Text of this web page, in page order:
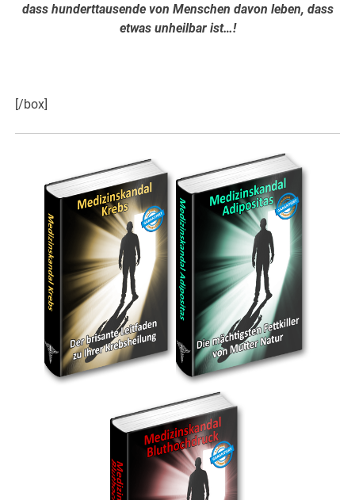
dass hunderttausende von Menschen davon leben, dass
etwas unheilbar ist…!
[/box]